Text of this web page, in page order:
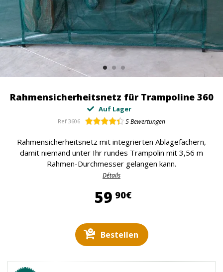
Rahmensicherheitsnetz für Trampoline 360
Auf Lager
Ref 3606 5Bewertungen
Rahmensicherheitsnetz mit integrierten Ablagefächern,
damit niemand unter Ihr rundes Trampolin mit 3,56 m
Rahmen-Durchmesser gelangen kann.
Détails
59 90€59,90 €
Bestellen